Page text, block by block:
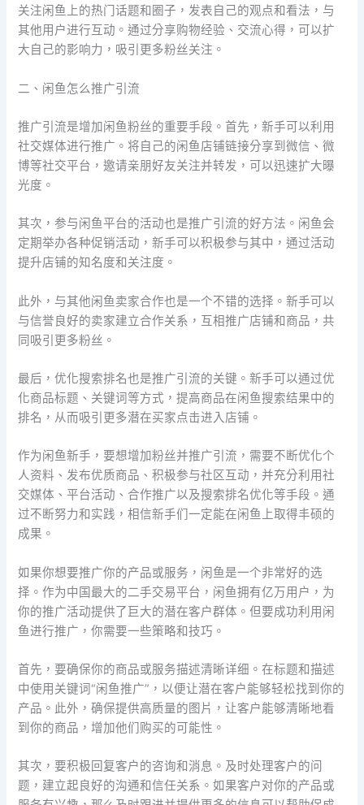
关注闲鱼上的热门话题和圈子，发表自己的观点和看法，与
其他用户进行互动。通过分享购物经验、交流心得，可以扩
大自己的影响力，吸引更多粉丝关注。
二、闲鱼怎么推广引流
推广引流是增加闲鱼粉丝的重要手段。首先，新手可以利用
社交媒体进行推广。将自己的闲鱼店铺链接分享到微信、微
博等社交平台，邀请亲朋好友关注并转发，可以迅速扩大曝
光度。
其次，参与闲鱼平台的活动也是推广引流的好方法。闲鱼会
定期举办各种促销活动，新手可以积极参与其中，通过活动
提升店铺的知名度和关注度。
此外，与其他闲鱼卖家合作也是一个不错的选择。新手可以
与信誉良好的卖家建立合作关系，互相推广店铺和商品，共
同吸引更多粉丝。
最后，优化搜索排名也是推广引流的关键。新手可以通过优
化商品标题、关键词等方式，提高商品在闲鱼搜索结果中的
排名，从而吸引更多潜在买家点击进入店铺。
作为闲鱼新手，要想增加粉丝并推广引流，需要不断优化个
人资料、发布优质商品、积极参与社区互动，并充分利用社
交媒体、平台活动、合作推广以及搜索排名优化等手段。通
过不断努力和实践，相信新手们一定能在闲鱼上取得丰硕的
成果。
如果你想要推广你的产品或服务，闲鱼是一个非常好的选
择。作为中国最大的二手交易平台，闲鱼拥有亿万用户，为
你的推广活动提供了巨大的潜在客户群体。但要成功利用闲
鱼进行推广，你需要一些策略和技巧。
首先，要确保你的商品或服务描述清晰详细。在标题和描述
中使用关键词“闲鱼推广”，以便让潜在客户能够轻松找到你的
产品。此外，确保提供高质量的图片，让客户能够清晰地看
到你的商品，增加他们购买的可能性。
其次，要积极回复客户的咨询和消息。及时处理客户的问
题，建立起良好的沟通和信任关系。如果客户对你的产品或